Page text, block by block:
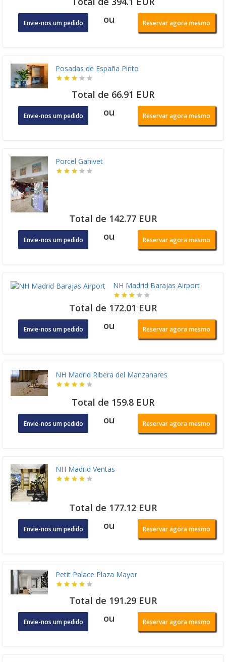
Envie-nos um pedido ou Reservar agora mesmo
Posadas de España Pinto
Total de 66.91 EUR
Envie-nos um pedido ou Reservar agora mesmo
Porcel Ganivet
Total de 142.77 EUR
Envie-nos um pedido ou Reservar agora mesmo
NH Madrid Barajas Airport
Total de 172.01 EUR
Envie-nos um pedido ou Reservar agora mesmo
NH Madrid Ribera del Manzanares
Total de 159.8 EUR
Envie-nos um pedido ou Reservar agora mesmo
NH Madrid Ventas
Total de 177.12 EUR
Envie-nos um pedido ou Reservar agora mesmo
Petit Palace Plaza Mayor
Total de 191.29 EUR
Envie-nos um pedido ou Reservar agora mesmo